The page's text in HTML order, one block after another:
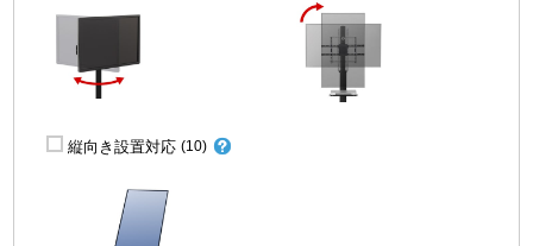
縦向き設置対応 (10)